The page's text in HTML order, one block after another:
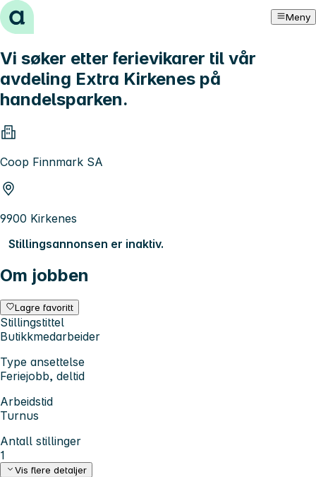
Hopp til innhold Meny
Vi søker etter ferievikarer til vår
avdeling Extra Kirkenes på
handelsparken.
Coop Finnmark SA
9900 Kirkenes
Stillingsannonsen er inaktiv.
Om jobben
Lagre favoritt
Stillingstittel
Butikkmedarbeider
Type ansettelse
Feriejobb, deltid
Arbeidstid
Turnus
Antall stillinger
1
Vis flere detaljer